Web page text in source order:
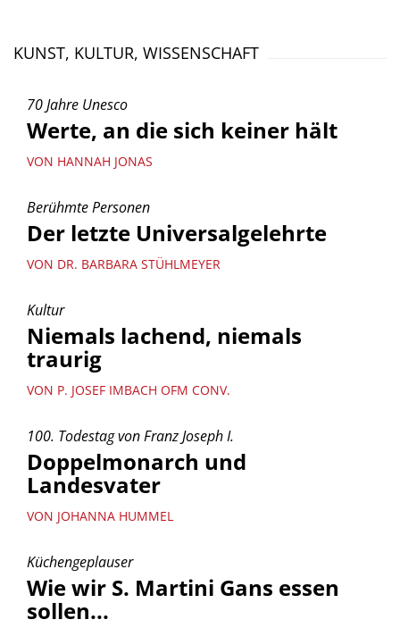
KUNST, KULTUR, WISSENSCHAFT
70 Jahre Unesco
Werte, an die sich keiner hält
VON HANNAH JONAS
Berühmte Personen
Der letzte Universalgelehrte
VON DR. BARBARA STÜHLMEYER
Kultur
Niemals lachend, niemals
traurig
VON P. JOSEF IMBACH OFM CONV.
100. Todestag von Franz Joseph I.
Doppelmonarch und
Landesvater
VON JOHANNA HUMMEL
Küchengeplauser
Wie wir S. Martini Gans essen
sollen...